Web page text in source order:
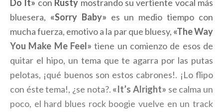
Do It» con Rusty mostrando su vertiente vocal más
bluesera, «Sorry Baby» es un medio tiempo con
mucha fuerza, emotivo a la par que bluesy, «The Way
You Make Me Feel» tiene un comienzo de esos de
quitar el hipo, un tema que te agarra por las putas
pelotas, ¡qué buenos son estos cabrones!. ¡Lo flipo
con éste tema!, ¿se nota?. «It’s Alright» se calma un
poco, el hard blues rock boogie vuelve en un track